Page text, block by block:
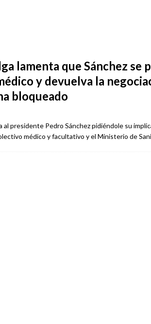
lamenta que Sánchez se
y devuelva la
bloqueado
al presidente Pedro Sánchez pidiéndole su
médico y facultativo y el Ministerio de